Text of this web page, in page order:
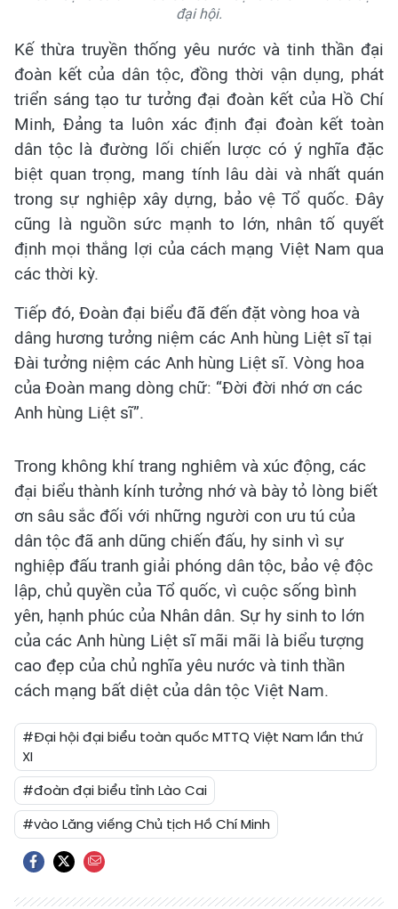
đại hội.
Kế thừa truyền thống yêu nước và tinh thần đại
đoàn kết của dân tộc, đồng thời vận dụng, phát
triển sáng tạo tư tưởng đại đoàn kết của Hồ Chí
Minh, Đảng ta luôn xác định đại đoàn kết toàn
dân tộc là đường lối chiến lược có ý nghĩa đặc
biệt quan trọng, mang tính lâu dài và nhất quán
trong sự nghiệp xây dựng, bảo vệ Tổ quốc. Đây
cũng là nguồn sức mạnh to lớn, nhân tố quyết
định mọi thắng lợi của cách mạng Việt Nam qua
các thời kỳ.
Tiếp đó, Đoàn đại biểu đã đến đặt vòng hoa và
dâng hương tưởng niệm các Anh hùng Liệt sĩ tại
Đài tưởng niệm các Anh hùng Liệt sĩ. Vòng hoa
của Đoàn mang dòng chữ: “Đời đời nhớ ơn các
Anh hùng Liệt sĩ”.
Trong không khí trang nghiêm và xúc động, các
đại biểu thành kính tưởng nhớ và bày tỏ lòng biết
ơn sâu sắc đối với những người con ưu tú của
dân tộc đã anh dũng chiến đấu, hy sinh vì sự
nghiệp đấu tranh giải phóng dân tộc, bảo vệ độc
lập, chủ quyền của Tổ quốc, vì cuộc sống bình
yên, hạnh phúc của Nhân dân. Sự hy sinh to lớn
của các Anh hùng Liệt sĩ mãi mãi là biểu tượng
cao đẹp của chủ nghĩa yêu nước và tinh thần
cách mạng bất diệt của dân tộc Việt Nam.
#Đại hội đại biểu toàn quốc MTTQ Việt Nam lần thứ
XI
#đoàn đại biểu tỉnh Lào Cai
#vào Lăng viếng Chủ tịch Hồ Chí Minh